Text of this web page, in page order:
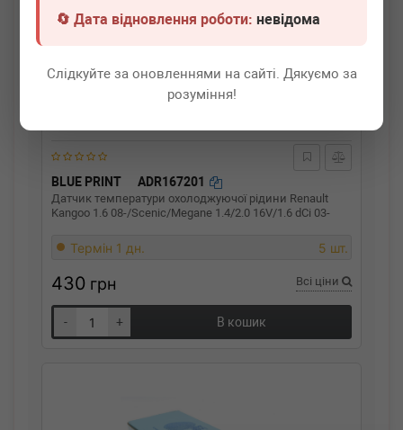
🔄 Дата відновлення роботи:невідома
Слідкуйте за оновленнями на сайті. Дякуємо за
розуміння!
BLUE PRINT ADR167201
Датчик температури охолоджуючої рідини Renault
Kangoo 1.6 08-/Scenic/Megane 1.4/2.0 16V/1.6 dCi 03-
Термін 1 дн. 5 шт.
430 грн Всі ціни
- + В кошик